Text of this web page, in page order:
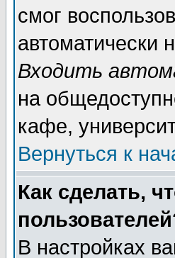
смог
автоматически
Входить
на
кафе,
Вернуться к
Как сделать,
В настройках